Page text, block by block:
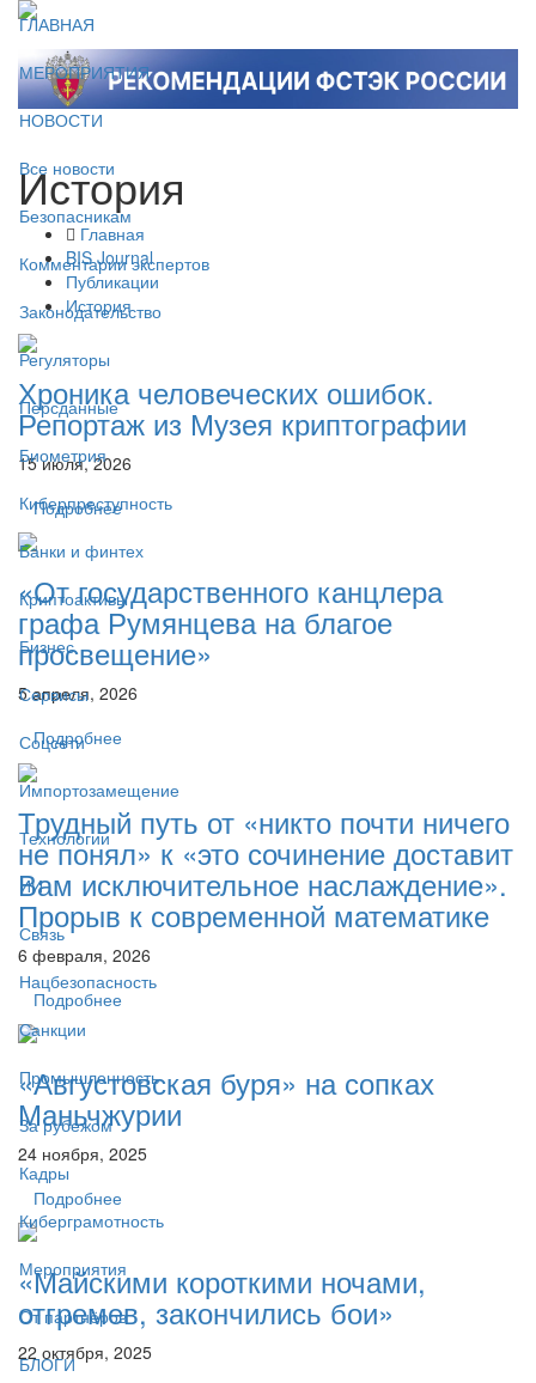
ГЛАВНАЯ
МЕРОПРИЯТИЯ
НОВОСТИ
Все новости
Безопасникам
Комментарии экспертов
Законодательство
Регуляторы
Персданные
Биометрия
Киберпреступность
Банки и финтех
Криптоактивы
Бизнес
Сервисы
Соцсети
Импортозамещение
Технологии
ИИ
Связь
Нацбезопасность
Санкции
Промышленность
За рубежом
Кадры
Киберграмотность
Мероприятия
От партнёров
БЛОГИ
История
Главная
BIS Journal
Публикации
История
Хроника человеческих ошибок.
Репортаж из Музея криптографии
15 июля, 2026
Подробнее
«От государственного канцлера
графа Румянцева на благое
просвещение»
5 апреля, 2026
Подробнее
Трудный путь от «никто почти ничего
не понял» к «это сочинение доставит
Вам исключительное наслаждение».
Прорыв к современной математике
6 февраля, 2026
Подробнее
«Августовская буря» на сопках
Маньчжурии
24 ноября, 2025
Подробнее
«Майскими короткими ночами,
отгремев, закончились бои»
22 октября, 2025